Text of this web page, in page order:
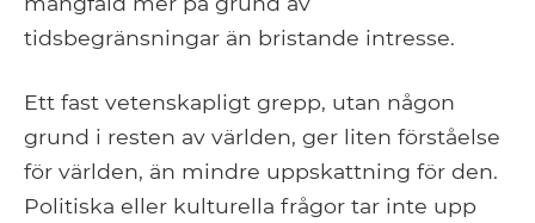
tidsbegränsningar än bristande intresse.
Ett fast vetenskapligt grepp, utan någon
grund i resten av världen, ger liten förståelse
för världen, än mindre uppskattning för den.
Politiska eller kulturella frågor tar inte upp